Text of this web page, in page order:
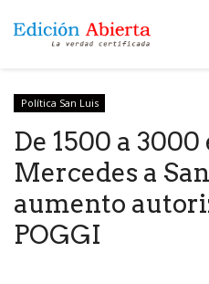
Política San Luis
De 1500 a 3000
Mercedes a
aumento
POGGI